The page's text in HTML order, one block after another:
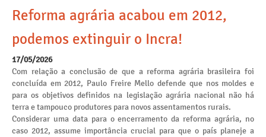
Reforma agrária acabou em 2012,
podemos extinguir o Incra!
17/05/2026
Com relação a conclusão de que a reforma agrária brasileira foi
concluída em 2012, Paulo Freire Mello defende que nos moldes e
para os objetivos definidos na legislação agrária nacional não há
terra e tampouco produtores para novos assentamentos rurais.
Considerar uma data para o encerramento da reforma agrária, no
caso 2012, assume importância crucial para que o país planeje a